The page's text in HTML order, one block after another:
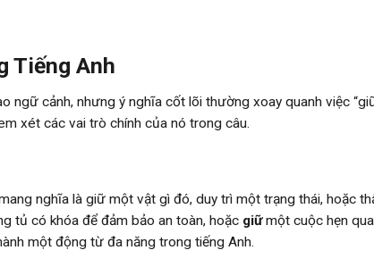
Tiếng Anh
ngữ cảnh, nhưng ý nghĩa cốt lõi thường xoay quanh việc
xét các vai trò chính của nó trong câu.
nghĩa là giữ một vật gì đó, duy trì một trạng thái, hoặc
tủ có khóa để đảm bảo an toàn, hoặc giữmột cuộc hẹn
một động từ đa năng trong tiếng Anh.